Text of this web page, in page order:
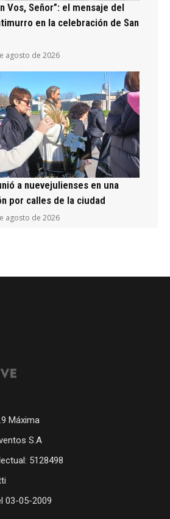
Vos, Señor”: el mensaje del
en la celebración de San
agosto de 2026
a nuevejulienses en una
por calles de la ciudad
agosto de 2026
Máxima
S.A
5128498
03-05-2009